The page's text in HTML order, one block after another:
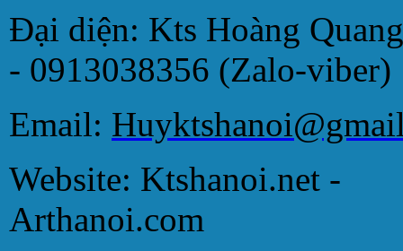
Đại diện: Kts Hoàng
- 0913038356 (Zalo-viber)
Email:
Website: Ktshanoi.net -
Arthanoi.com